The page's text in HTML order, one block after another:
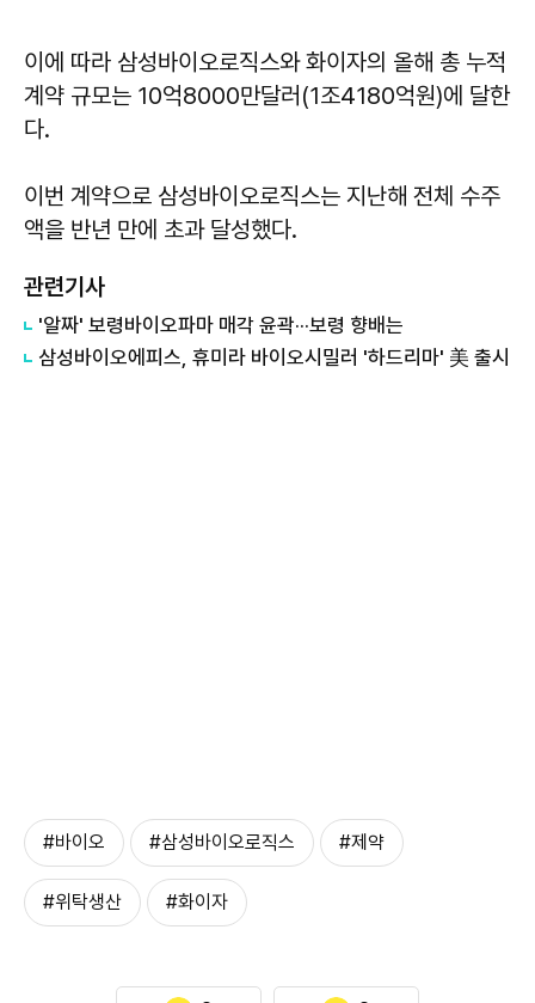
이에 따라 삼성바이오로직스와 화이자의 올해 총 누적
계약 규모는 10억8000만달러(1조4180억원)에 달한
다.
이번 계약으로 삼성바이오로직스는 지난해 전체 수주
액을 반년 만에 초과 달성했다.
관련기사
'알짜' 보령바이오파마 매각 윤곽···보령 향배는
​삼성바이오에피스, 휴미라 바이오시밀러 '하드리마' 美 출시
#바이오 #삼성바이오로직스 #제약
#위탁생산 #화이자